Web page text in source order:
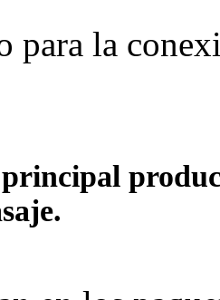
para la
principal